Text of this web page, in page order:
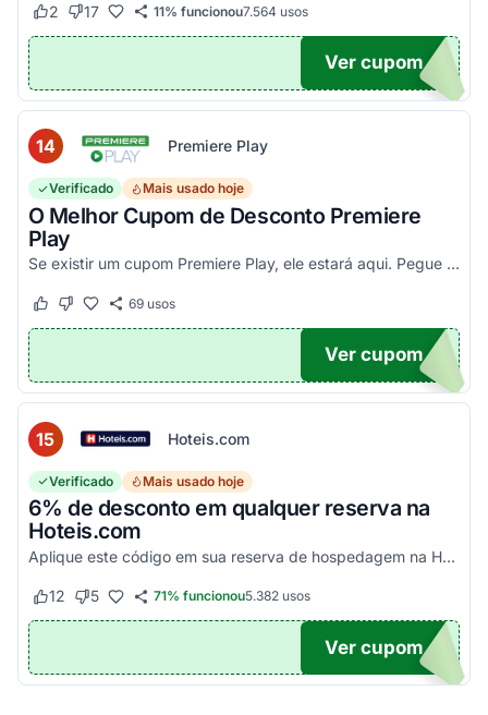
Este cupom funcionou
2 Este cupom não funcionou
17 11% funcionou7.564 usos
UPOM
Ver cupom
14 Premiere Play
Verificado Mais usado hoje
O Melhor Cupom de Desconto Premiere
Play
Se existir um cupom Premiere Play, ele estará aqui. Pegue seu código promocional e confira agora!
Este cupom funcionou
Este cupom não funcionou
69usos
TICO
Ver cupom
15 Hoteis.com
Verificado Mais usado hoje
6% de desconto em qualquer reserva na
Hoteis.com
Aplique este código em sua reserva de hospedagem na Hoteis.com para obter 6% de desconto em estabelecimentos participantes da promoção.
Este cupom funcionou
12 Este cupom não funcionou
5 71% funcionou5.382usos
POM6
Ver cupom